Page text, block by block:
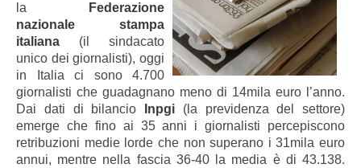
la
Federazione
nazionale stampa
italiana (il sindacato
unico dei giornalisti), oggi
in Italia ci sono 4.700
giornalisti che guadagnano meno di 14mila euro l’anno.
Dai dati di bilancio
Inpgi
(la previdenza del settore)
emerge che fino ai 35 anni i giornalisti percepiscono
retribuzioni medie lorde che non superano i 31mila euro
annui, mentre nella fascia 36-40 la media è di 43.138.